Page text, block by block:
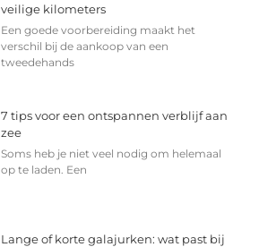
veilige kilometers
Een goede voorbereiding maakt het
verschil bij de aankoop van een
tweedehands
7 tips voor een ontspannen verblijf aan
zee
Soms heb je niet veel nodig om helemaal
op te laden. Een
Lange of korte galajurken: wat past bij